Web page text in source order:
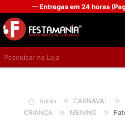
-- Entregas em 24 horas
Início CARNAVAL
CRIANÇA
MENINO